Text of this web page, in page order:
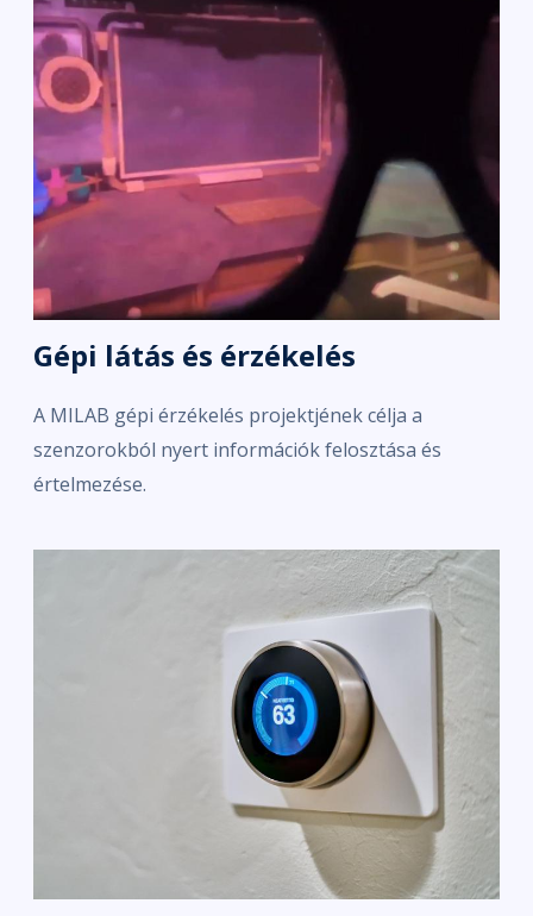
Gépi látás és érzékelés
A MILAB gépi érzékelés projektjének célja a
szenzorokból nyert információk felosztása és
értelmezése.